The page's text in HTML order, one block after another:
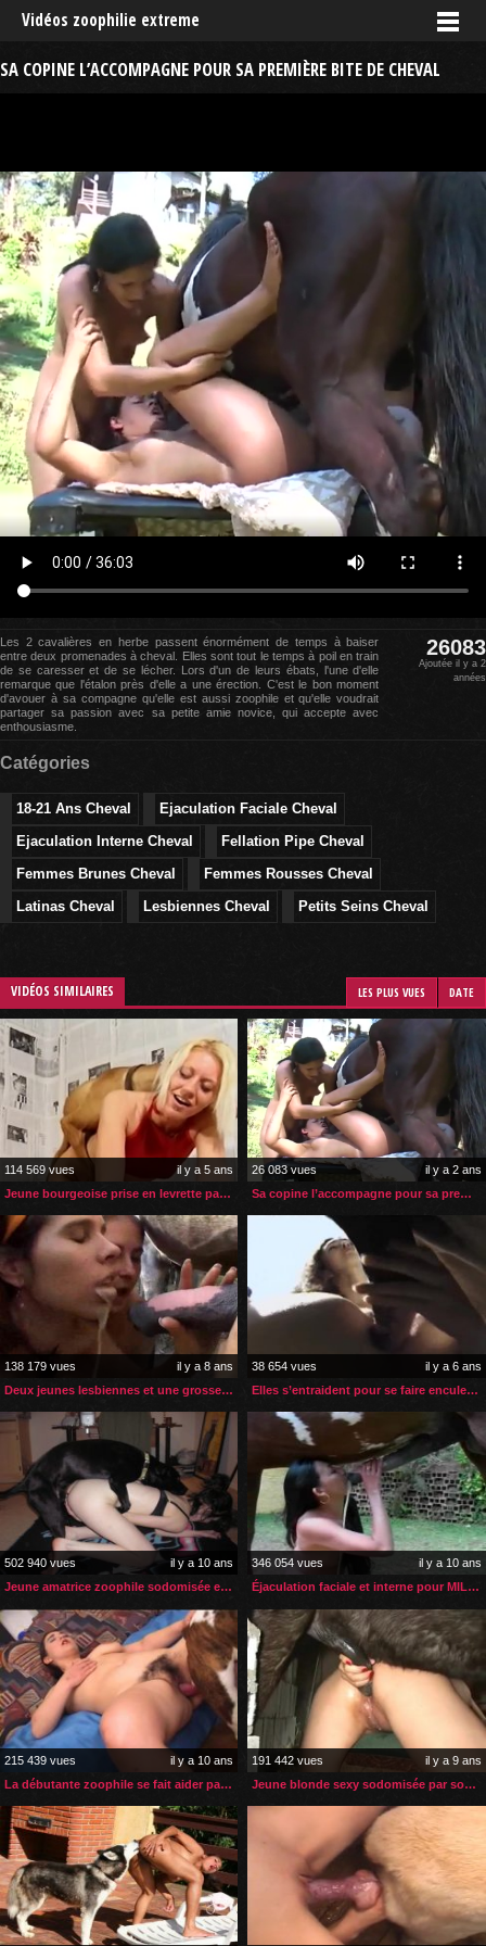
Vidéos zoophilie extreme
SA COPINE L’ACCOMPAGNE POUR SA PREMIÈRE BITE DE CHEVAL
Les 2 cavalières en herbe passent énormément de temps à baiser
entre deux promenades à cheval. Elles sont tout le temps à poil en train
de se caresser et de se lécher. Lors d'un de leurs ébats, l'une d'elle
remarque que l'étalon près d'elle a une érection. C'est le bon moment
d'avouer à sa compagne qu'elle est aussi zoophile et qu'elle voudrait
partager sa passion avec sa petite amie novice, qui accepte avec
enthousiasme.
26083
Ajoutée il y a 2
années
Catégories
18-21 Ans Cheval
Ejaculation Faciale Cheval
Ejaculation Interne Cheval
Fellation Pipe Cheval
Femmes Brunes Cheval
Femmes Rousses Cheval
Latinas Cheval
Lesbiennes Cheval Petits Seins Cheval
VIDÉOS SIMILAIRES LES PLUS VUES DATE
114 569 vues
il y a 5 ans
Jeune bourgeoise prise en levrette par son chien
26 083 vues
il y a 2 ans
Sa copine l’accompagne pour sa première bite de cheval
138 179 vues
il y a 8 ans
Deux jeunes lesbiennes et une grosse bite de cheval
38 654 vues
il y a 6 ans
Elles s’entraident pour se faire enculer par le cheval
502 940 vues
il y a 10 ans
Jeune amatrice zoophile sodomisée en levrette
346 054 vues
il y a 10 ans
Éjaculation faciale et interne pour MILF zoophile
215 439 vues
il y a 10 ans
La débutante zoophile se fait aider par son amie
191 442 vues
il y a 9 ans
Jeune blonde sexy sodomisée par son poney